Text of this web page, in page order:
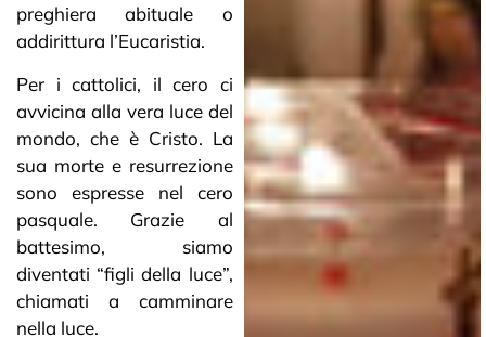
preghiera abituale o
addirittura l’Eucaristia.
Per i cattolici, il cero ci
avvicina alla vera luce del
mondo, che è Cristo. La
sua morte e resurrezione
sono espresse nel cero
pasquale. Grazie al
battesimo, siamo
diventati “figli della luce”,
chiamati a camminare
nella luce.